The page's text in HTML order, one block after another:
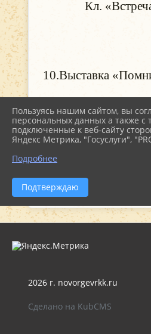
Кл.
10.Выставка
ФАЙЛЫ
2026 г. novorgevrkk.ru
Сделано на KubCMS
Пользуясь нашим сайтом, вы
персональных данных а также с
подключенные к веб-сайту
Яндекс Метрика, "Госуслуги",
Подробнее
Подтверждаю